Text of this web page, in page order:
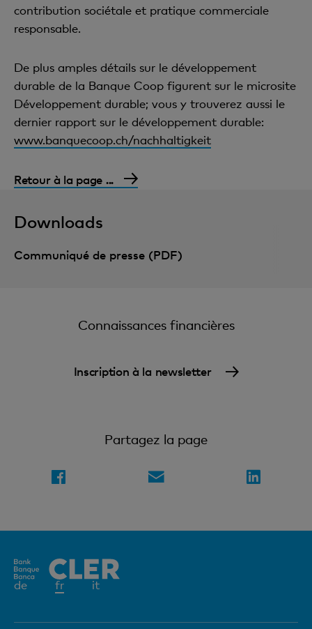
contribution sociétale et pratique commerciale
responsable.
De plus amples détails sur le développement
durable de la Banque Coop figurent sur le microsite
Développement durable; vous y trouverez aussi le
dernier rapport sur le développement durable:
www.banquecoop.ch/nachhaltigkeit
Retour à la page ...
Downloads
Communiqué de presse (PDF)
Connaissances financières
Inscription à la newsletter
Partagez la page
de frElément
it